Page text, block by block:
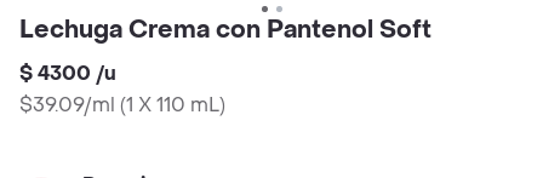
Lechuga Crema con Pantenol Soft
$ 4300 /u
$39.09/ml (1 X 110 mL)